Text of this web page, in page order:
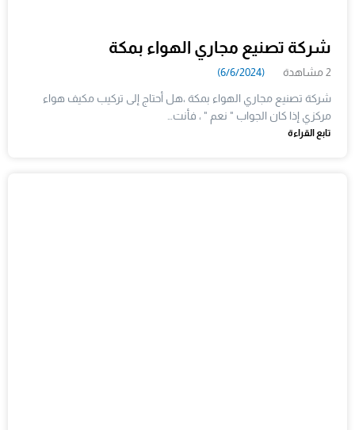
شركة تصنيع مجاري الهواء بمكة
2 مشاهدة (6/6/2024)
شركة تصنيع مجاري الهواء بمكة ،هل أحتاج إلى تركيب مكيف هواء
مركزي إذا كان الجواب " نعم " ، فأنت…
تابع القراءة